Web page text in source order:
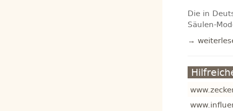
Die in
Säulen-
→